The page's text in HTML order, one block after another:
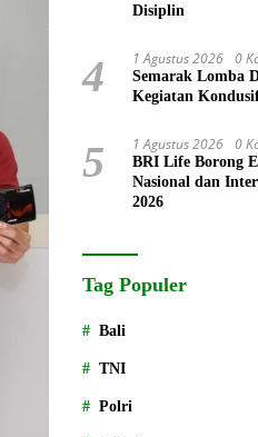
Disiplin
4 1 Agustus 2026 0
Semarak Lomba
Kegiatan
5 1 Agustus 2026 0
BRI Life Borong
Nasional dan
2026
Tag Populer
Bali
TNI
Polri